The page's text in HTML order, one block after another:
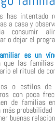
has
a casa y
consumir
o dejar el
es un
que las
el ritual de
o estilos
con poca
de familias
probabilidad
buenas